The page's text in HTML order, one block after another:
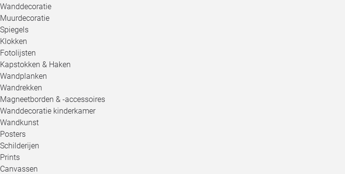
Wanddecoratie
Muurdecoratie
Spiegels
Klokken
Fotolijsten
Kapstokken & Haken
Wandplanken
Wandrekken
Magneetborden & -accessoires
Wanddecoratie kinderkamer
Wandkunst
Posters
Schilderijen
Prints
Canvassen